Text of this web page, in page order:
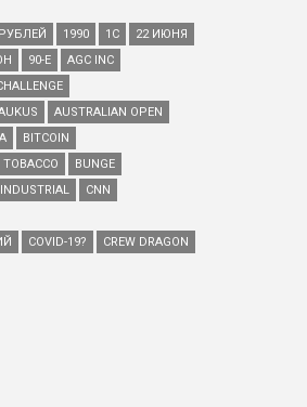
1990 1С
22 ИЮНЯ
90-Е
AGC INC
AUSTRALIAN OPEN
BITCOIN
BUNGE
CNN
COVID-19?
CREW DRAGON